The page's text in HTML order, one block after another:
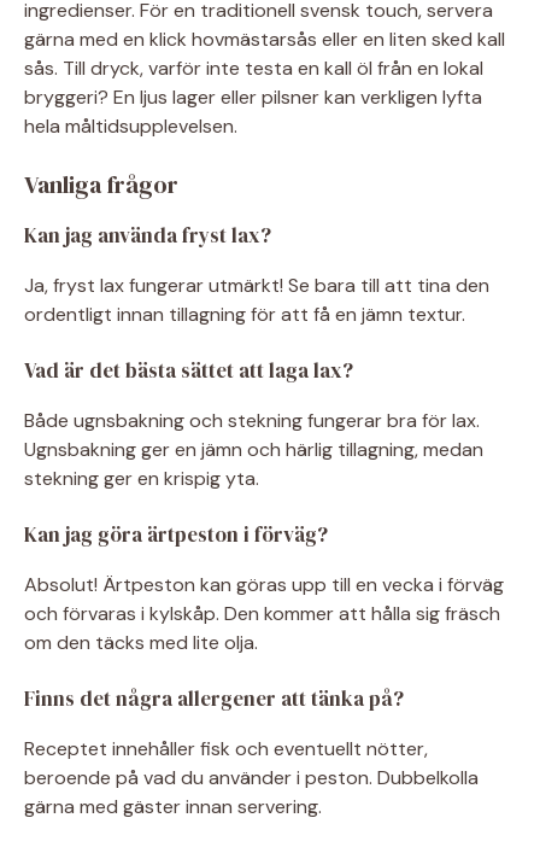
ingredienser. För en traditionell svensk touch, servera
gärna med en klick hovmästarsås eller en liten sked kall
sås. Till dryck, varför inte testa en kall öl från en lokal
bryggeri? En ljus lager eller pilsner kan verkligen lyfta
hela måltidsupplevelsen.
Vanliga frågor
Kan jag använda fryst lax?
Ja, fryst lax fungerar utmärkt! Se bara till att tina den
ordentligt innan tillagning för att få en jämn textur.
Vad är det bästa sättet att laga lax?
Både ugnsbakning och stekning fungerar bra för lax.
Ugnsbakning ger en jämn och härlig tillagning, medan
stekning ger en krispig yta.
Kan jag göra ärtpeston i förväg?
Absolut! Ärtpeston kan göras upp till en vecka i förväg
och förvaras i kylskåp. Den kommer att hålla sig fräsch
om den täcks med lite olja.
Finns det några allergener att tänka på?
Receptet innehåller fisk och eventuellt nötter,
beroende på vad du använder i peston. Dubbelkolla
gärna med gäster innan servering.